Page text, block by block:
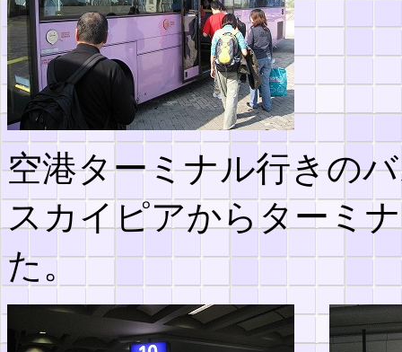
空港ターミナル行きの
スカイピアからターミ
た。